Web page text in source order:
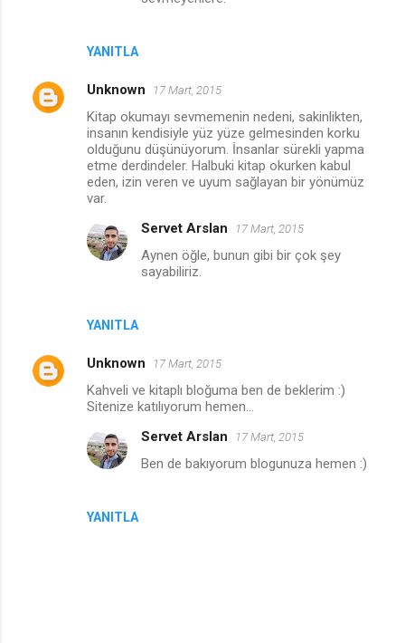
YANITLA
Unknown 17 Mart, 2015
Kitap okumayı sevmemenin nedeni, sakinlikten,
insanın kendisiyle yüz yüze gelmesinden korku
olduğunu düşünüyorum. İnsanlar sürekli yapma
etme derdindeler. Halbuki kitap okurken kabul
eden, izin veren ve uyum sağlayan bir yönümüz
var.
YANITLA
Servet Arslan 17 Mart, 2015
Aynen öğle, bunun gibi bir çok şey
sayabiliriz.
Unknown 17 Mart, 2015
Kahveli ve kitaplı bloğuma ben de beklerim :)
Sitenize katılıyorum hemen...
YANITLA
Servet Arslan 17 Mart, 2015
Ben de bakıyorum blogunuza hemen :)